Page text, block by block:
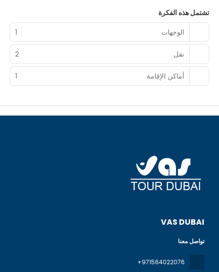
تشتمل هذه الفكرة
الوجهات
1
نقل 2
أماكن الإقامة 1
VAS DUBAI
تواصل معنا
+971564022076